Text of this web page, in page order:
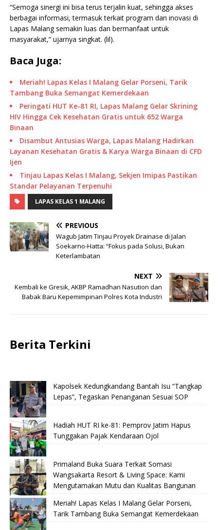
“Semoga sinergi ini bisa terus terjalin kuat, sehingga akses
berbagai informasi, termasuk terkait program dan inovasi di
Lapas Malang semakin luas dan bermanfaat untuk
masyarakat,” ujarnya singkat. (lil).
Baca Juga:
Meriah! Lapas Kelas I Malang Gelar Porseni, Tarik
Tambang Buka Semangat Kemerdekaan
Peringati HUT Ke-81 RI, Lapas Malang Gelar Skrining
HIV Hingga Cek Kesehatan Gratis untuk 652 Warga
Binaan
Disambut Antusias Warga, Lapas Malang Hadirkan
Layanan Kesehatan Gratis & Karya Warga Binaan di CFD
Ijen
Tinjau Lapas Kelas I Malang, Sekjen Imipas Pastikan
Standar Pelayanan Terpenuhi
LAPAS KELAS 1 MALANG
PREVIOUS
Wagub Jatim Tinjau Proyek Drainase di Jalan
Soekarno-Hatta: “Fokus pada Solusi, Bukan
Keterlambatan
NEXT
Kembali ke Gresik, AKBP Ramadhan Nasution dan
Babak Baru Kepemimpinan Polres Kota Industri
Berita Terkini
Kapolsek Kedungkandang Bantah Isu “Tangkap
Lepas”, Tegaskan Penanganan Sesuai SOP
Hadiah HUT RI ke-81: Pemprov Jatim Hapus
Tunggakan Pajak Kendaraan Ojol
Primaland Buka Suara Terkait Somasi
Wangsakarta Resort & Living Space: Kami
Mengutamakan Mutu dan Kualitas Bangunan
Meriah! Lapas Kelas I Malang Gelar Porseni,
Tarik Tambang Buka Semangat Kemerdekaan